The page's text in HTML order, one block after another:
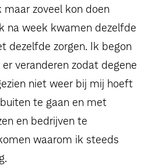
zoveel kon doen
na week kwamen dezelfde
dezelfde zorgen. Ik begon
veranderen zodat degene
niet weer bij mij hoeft
te gaan en met
en bedrijven te
waarom ik steeds